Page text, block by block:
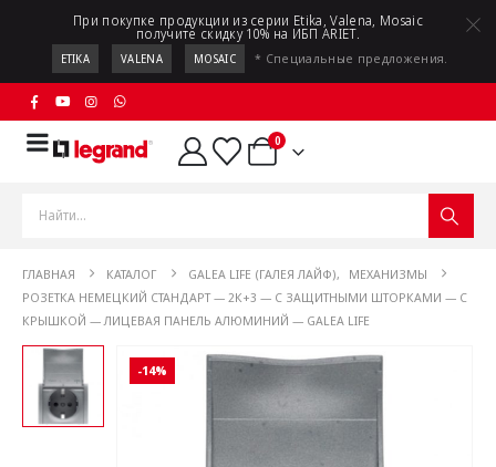
При покупке продукции из серии Etika, Valena, Mosaic
получите скидку 10% на ИБП ARIET.
ETIKA VALENA MOSAIC * Специальные предложения.
0
ГЛАВНАЯ КАТАЛОГ GALEA LIFE (ГАЛЕЯ ЛАЙФ),
МЕХАНИЗМЫ
РОЗЕТКА НЕМЕЦКИЙ СТАНДАРТ — 2К+3 — С ЗАЩИТНЫМИ ШТОРКАМИ — С
КРЫШКОЙ — ЛИЦЕВАЯ ПАНЕЛЬ АЛЮМИНИЙ — GALEA LIFE
-14%